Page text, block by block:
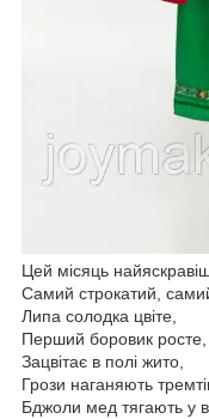
Цей місяць
Самий строкатий,
Липа солодка цвіте,
Перший боровик росте,
Зацвітає в полі жито,
Грози наганяють
Бджоли мед тягають у